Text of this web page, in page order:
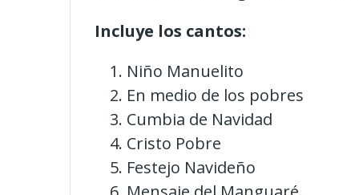
Incluye los cantos:
Niño Manuelito
En medio de los pobres
Cumbia de Navidad
Cristo Pobre
Festejo Navideño